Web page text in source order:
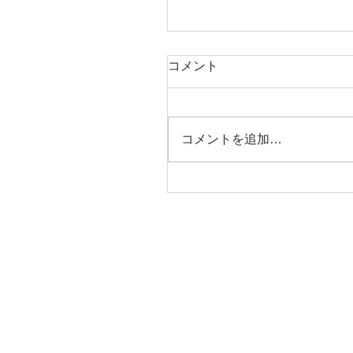
コメント
コメントを追加…